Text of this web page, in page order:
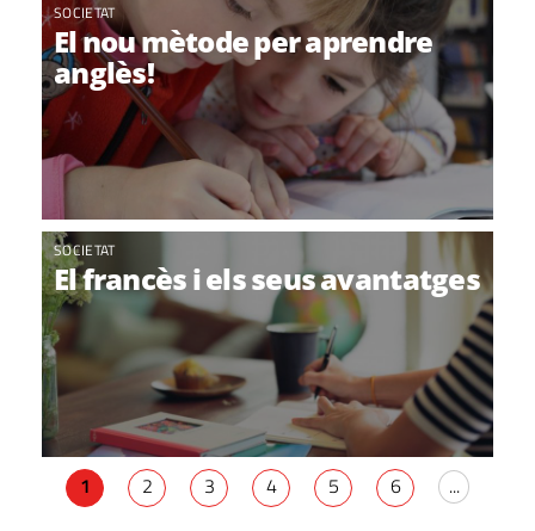
SOCIETAT
El nou mètode per aprendre
anglès!
SOCIETAT
El francès i els seus avantatges
1 2 3 4 5 6 ...